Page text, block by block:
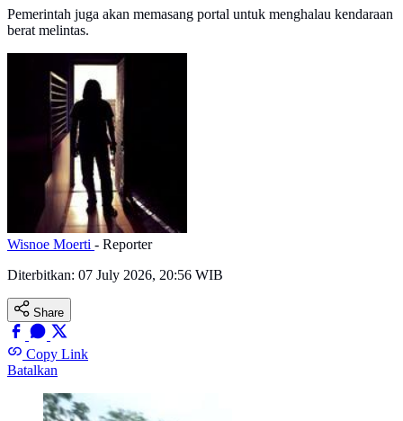
Pemerintah juga akan memasang portal untuk menghalau kendaraan
berat melintas.
Wisnoe Moerti - Reporter
Diterbitkan: 07 July 2026, 20:56 WIB
Share
Copy Link
Batalkan